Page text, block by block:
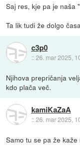
Saj res, kje pa je naša
Ta lik tudi že dolgo
c3p0
::26. mar 2025,
Njihova prepričanja
kdo plača več.
kamiKaZaA
::26. mar 2025,
Samo tu se pa že kaže